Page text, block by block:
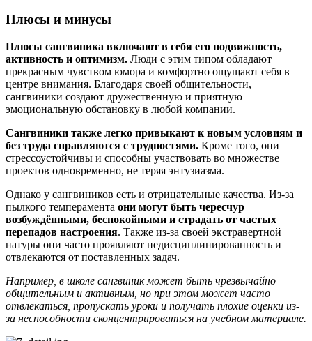
Плюсы и минусы
Плюсы сангвиника включают в себя его подвижность,
активность и оптимизм. Люди с этим типом обладают
прекрасным чувством юмора и комфортно ощущают себя в
центре внимания. Благодаря своей общительности,
сангвиники создают дружественную и приятную
эмоциональную обстановку в любой компании.
Сангвиники также легко привыкают к новым условиям и
без труда справляются с трудностями. Кроме того, они
стрессоустойчивы и способны участвовать во множестве
проектов одновременно, не теряя энтузиазма.
Однако у сангвиников есть и отрицательные качества. Из-за
пылкого темперамента они могут быть чересчур
возбуждёнными, беспокойными и страдать от частых
перепадов настроения. Также из-за своей экстравертной
натуры они часто проявляют недисциплинированность и
отвлекаются от поставленных задач.
Например, в школе сангвиник может быть чрезвычайно
общительным и активным, но при этом может часто
отвлекаться, пропускать уроки и получать плохие оценки из-
за неспособности сконцентрироваться на учебном материале.